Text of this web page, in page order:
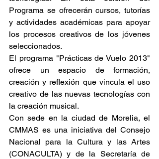
Programa se ofrecerán cursos, tutorías
y actividades académicas para apoyar
los procesos creativos de los jóvenes
seleccionados.
El programa "Prácticas de Vuelo 2013"
ofrece un espacio de formación,
creación y reflexión que vincula el uso
creativo de las nuevas tecnologías con
la creación musical.
Con sede en la ciudad de Morelia, el
CMMAS es una iniciativa del Consejo
Nacional para la Cultura y las Artes
(CONACULTA) y de la Secretaría de